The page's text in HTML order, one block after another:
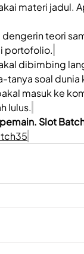
materi jadul.
teori
portofolio.
dibimbing
tanya soal dunia
masuk ke
lulus.
Slot